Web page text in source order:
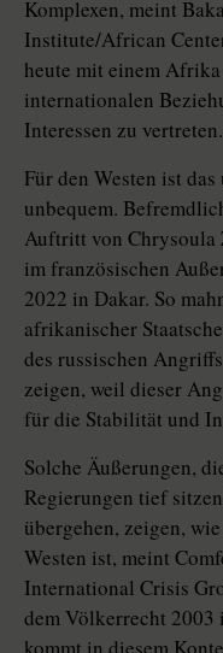
Komplexen, meint
Institute/African
heute mit einem
internationalen
Interessen zu
Für den Westen ist
unbequem.
Auftritt von Chrysoula
im französischen
2022 in Dakar. So
afrikanischer
des russischen
zeigen, weil dieser
für die Stabilität und
Solche Äußerungen,
Regierungen tief
übergehen, zeigen,
Westen ist, meint
International Crisis
dem Völkerrecht 2003
kommt in diesem